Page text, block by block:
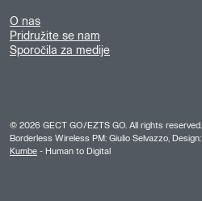
O nas
Pridružite se nam
Sporočila za medije
© 2026 GECT GO/EZTS GO. All rights reserved.
Borderless Wireless PM: Giulio Selvazzo, Design:
Kumbe - Human to Digital